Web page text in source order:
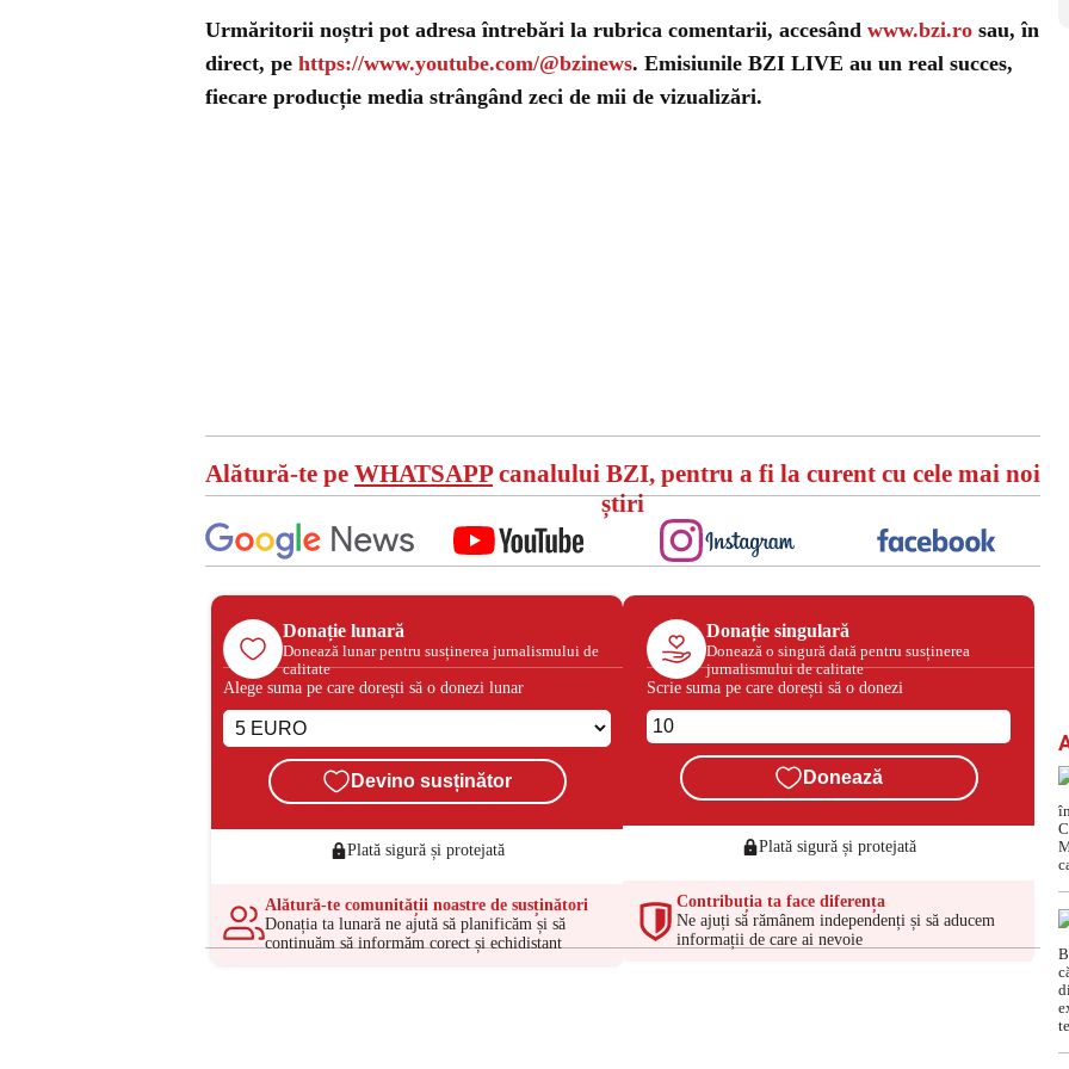
Urmăritorii noștri pot adresa întrebări la rubrica comentarii, accesând www.bzi.ro sau, în
direct, pe https://www.youtube.com/@bzinews. Emisiunile BZI LIVE au un real succes,
fiecare producție media strângând zeci de mii de vizualizări.
Alătură-te pe WHATSAPPcanalului BZI, pentru a fi la curent cu cele mai noi
știri
Donație lunară
Donează lunar pentru susținerea jurnalismului de
calitate
Alege suma pe care dorești să o donezi lunar
Devino susținător
Plată sigură și protejată
Alătură-te comunității noastre de susținători
Donația ta lunară ne ajută să planificăm și să
continuăm să informăm corect și echidistant
Donație singulară
Donează o singură dată pentru susținerea
jurnalismului de calitate
Scrie suma pe care dorești să o donezi
Donează
Plată sigură și protejată
Contribuția ta face diferența
Ne ajuți să rămânem independenți și să aducem
informații de care ai nevoie